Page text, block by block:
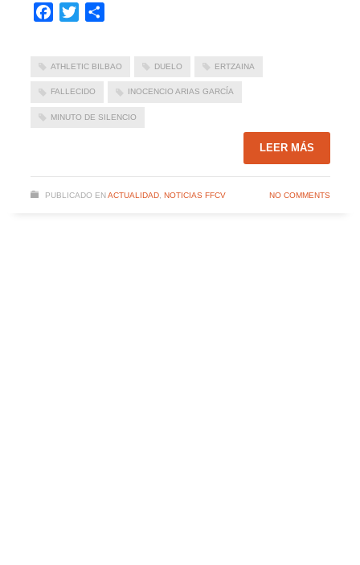
Facebook
Twitter
ATHLETIC BILBAO DUELO ERTZAINA
FALLECIDO INOCENCIO ARIAS GARCÍA
MINUTO DE SILENCIO
LEER MÁS
PUBLICADO EN ACTUALIDAD, NOTICIAS FFCV NO COMMENTS